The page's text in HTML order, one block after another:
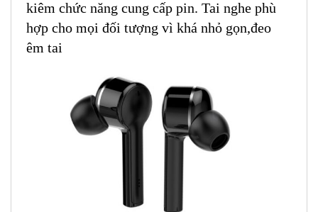
kiêm chức năng cung cấp pin. Tai nghe phù
hợp cho mọi đối tượng vì khá nhỏ gọn,đeo
êm tai